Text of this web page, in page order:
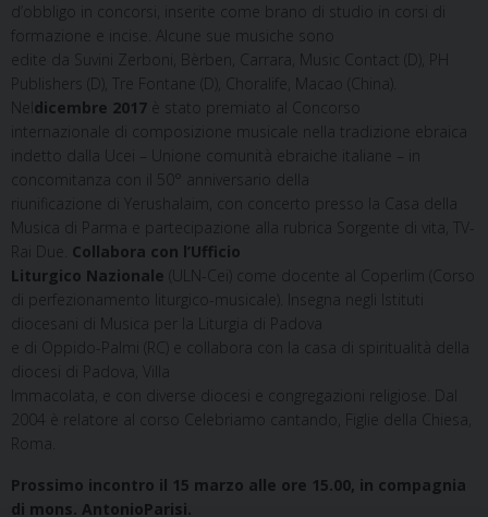
d’obbligo in concorsi, inserite come brano di studio in corsi di
formazione e incise. Alcune sue musiche sono
edite da Suvini Zerboni, Bèrben, Carrara, Music Contact (D), PH
Publishers (D), Tre Fontane (D), Choralife, Macao (China).
Nel dicembre 2017 è stato premiato al Concorso
internazionale di composizione musicale nella tradizione ebraica
indetto dalla Ucei – Unione comunità ebraiche italiane – in
concomitanza con il 50° anniversario della
riunificazione di Yerushalaim, con concerto presso la Casa della
Musica di Parma e partecipazione alla rubrica Sorgente di vita, TV-
Rai Due. Collabora con l’Ufficio
Liturgico Nazionale (ULN-Cei) come docente al Coperlim (Corso
di perfezionamento liturgico-musicale). Insegna negli Istituti
diocesani di Musica per la Liturgia di Padova
e di Oppido-Palmi (RC) e collabora con la casa di spiritualità della
diocesi di Padova, Villa
Immacolata, e con diverse diocesi e congregazioni religiose. Dal
2004 è relatore al corso Celebriamo cantando, Figlie della Chiesa,
Roma.
Prossimo incontro il 15 marzo alle ore 15.00, in compagnia
di mons. AntonioParisi.